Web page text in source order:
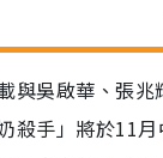
與吳啟華、張兆
殺手」將於11